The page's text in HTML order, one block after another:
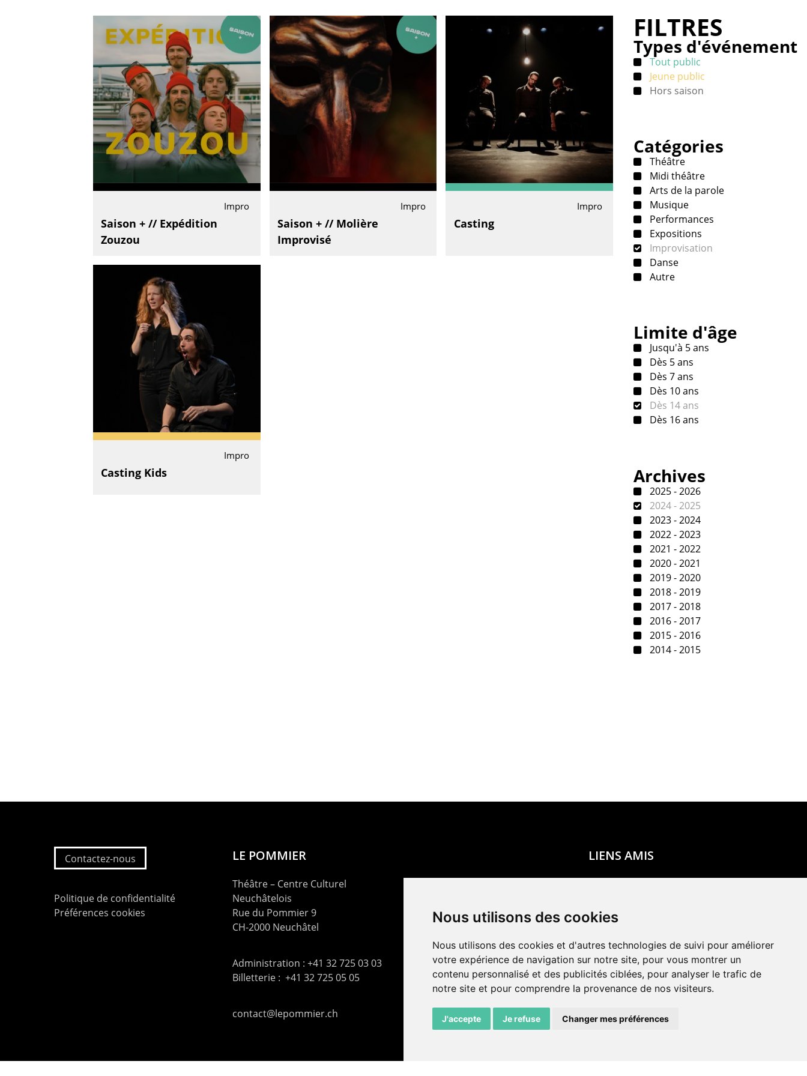
Nous utilisons des cookies
Nous utilisons des cookies et d'autres technologies de suivi pour améliorer
votre expérience de navigation sur notre site, pour vous montrer un
contenu personnalisé et des publicités ciblées, pour analyser le trafic de
notre site et pour comprendre la provenance de nos visiteurs.
J'accepte Je refuse Changer mes préférences
Impro
Saison + // Expédition
Zouzou
Impro
Saison + // Molière
Improvisé
Impro
Casting
Impro
Casting Kids
FILTRES
Types d'événement
Tout public
Jeune public
Hors saison
Catégories
Théâtre
Midi théâtre
Arts de la parole
Musique
Performances
Expositions
Improvisation
Danse
Autre
Limite d'âge
Jusqu'à 5 ans
Dès 5 ans
Dès 7 ans
Dès 10 ans
Dès 14 ans
Dès 16 ans
Archives
2025 - 2026
2024 - 2025
2023 - 2024
2022 - 2023
2021 - 2022
2020 - 2021
2019 - 2020
2018 - 2019
2017 - 2018
2016 - 2017
2015 - 2016
2014 - 2015
Contactez-nous
Politique de confidentialité
Préférences cookies
LE POMMIER
Théâtre – Centre Culturel
Neuchâtelois
Rue du Pommier 9
CH-2000 Neuchâtel
Administration : +41 32 725 03 03
Billetterie : +41 32 725 05 05
contact@lepommier.ch
LIENS AMIS